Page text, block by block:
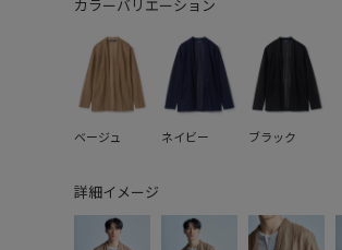
カラーバリエーション
ベージュ ネイビー ブラック
詳細イメージ